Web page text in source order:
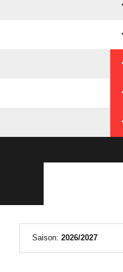
Saison: 2026/2027